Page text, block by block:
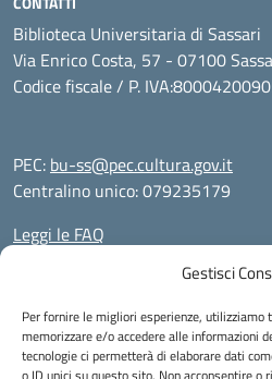
Gestisci
Per fornire le migliori esperienze, utilizziamo
memorizzare e/o accedere alle informazioni
tecnologie ci permetterà di elaborare dati
Biblioteca Universitaria di Sassari
Via Enrico Costa, 57 - 07100
Codice fiscale / P.
PEC: bu-ss@pec.cultura.gov.it
Centralino unico: 079235179
Leggi le FAQ
Prenotazione appuntamento
Segnalazione disservizio
Richiesta assistenza
Informativa privacy
Note legali